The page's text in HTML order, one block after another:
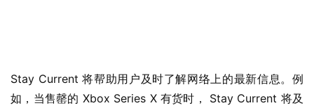
Stay Current 将帮助用户及时了解网络上的最新信息。例
如，当售罄的 Xbox Series X 有货时， Stay Current 将及